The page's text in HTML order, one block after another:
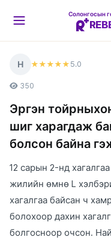
Н ★★★★★ 5.0
350
Эргэн
шиг харагдаж
болсон байна
12 сарын 2-нд
жилийн өмнө L
хагалгаа байсан ч
болохоор дахин
болгосноор очсон.